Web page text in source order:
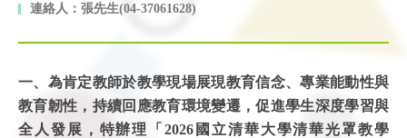
連絡人：張先生(04-37061628)
一、為肯定教師於教學現場展現教育信念、專業能動性與
教育韌性，持續回應教育環境變遷，促進學生深度學習與
全人發展，特辦理「2026國立清華大學清華光罩教學